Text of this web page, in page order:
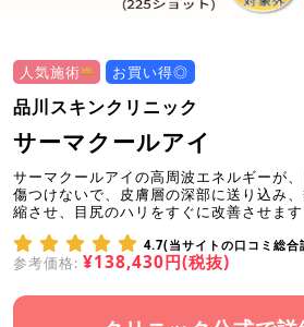
人気施術 お買い得◎
品川スキンクリニック
サーマクールアイ
サーマクールアイの高周波エネルギーが
傷つけないで、皮膚層の深部に送り込み
縮させ、目尻のハリをすぐに改善させます
4.7(当サイトの口コミ総合
参考価格: ¥138,430円(税抜)